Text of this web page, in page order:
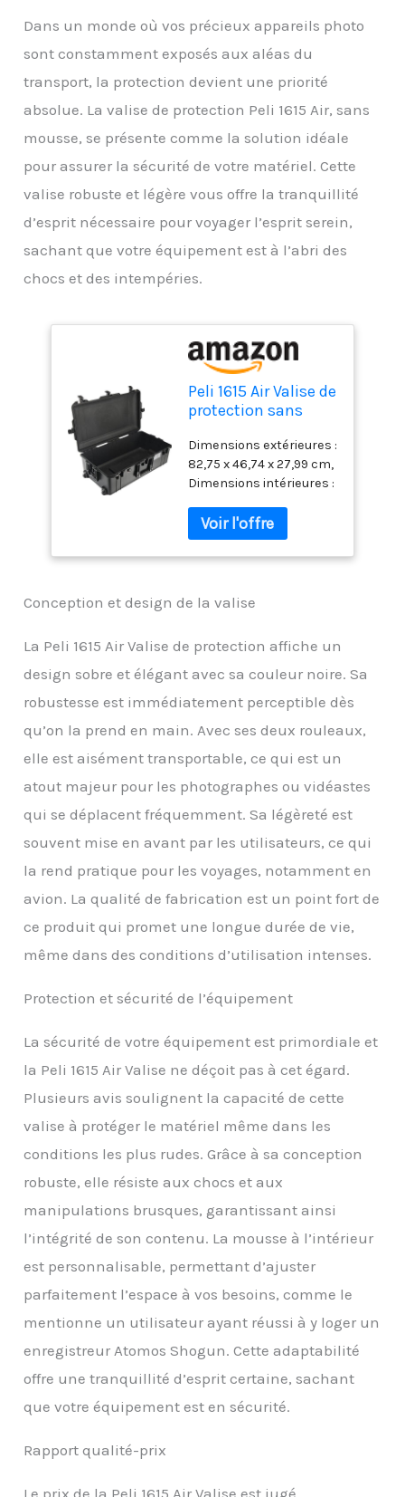
Dans un monde où vos précieux appareils photo
sont constamment exposés aux aléas du
transport, la protection devient une priorité
absolue. La valise de protection Peli 1615 Air, sans
mousse, se présente comme la solution idéale
pour assurer la sécurité de votre matériel. Cette
valise robuste et légère vous offre la tranquillité
d’esprit nécessaire pour voyager l’esprit serein,
sachant que votre équipement est à l’abri des
chocs et des intempéries.
Peli 1615 Air Valise de
protection sans
Appareil Photo Noir
Dimensions extérieures :
82,75 x 46,74 x 27,99 cm,
Dimensions intérieures :
Profondeur couvercle :
5,08 cm, Profondeur
fond : 18,75 cm, Volume
(vide) : 6,38 kg
à l'épreuve de la
poussière. Vanne de
maintient l'eau et la
poussière à l'extérieur
pression d'air, porte-
étiquette. Roues
silencieuses à
roulement en acier
inoxydable, poignée
d'extension rétractable
Jusqu'à 40 % plus léger
que les autres valises de
protection en polymère
grâce au polymère
super-léger breveté
inoxydable. Conception
maximale autorisée
pour l'enregistrement
de bagage en cabine
(vérifiez auprès de votre
compagnie aérienne
pour connaître les
mesures exactes)
fonctionnement entre
-51 ⁰C et 71 ⁰C, Flottabilité
Conception et design de la valise
La Peli 1615 Air Valise de protection affiche un
design sobre et élégant avec sa couleur noire. Sa
robustesse est immédiatement perceptible dès
qu’on la prend en main. Avec ses deux rouleaux,
elle est aisément transportable, ce qui est un
atout majeur pour les photographes ou vidéastes
qui se déplacent fréquemment. Sa légèreté est
souvent mise en avant par les utilisateurs, ce qui
la rend pratique pour les voyages, notamment en
avion. La qualité de fabrication est un point fort de
ce produit qui promet une longue durée de vie,
même dans des conditions d’utilisation intenses.
Protection et sécurité de l’équipement
La sécurité de votre équipement est primordiale et
la Peli 1615 Air Valise ne déçoit pas à cet égard.
Plusieurs avis soulignent la capacité de cette
valise à protéger le matériel même dans les
conditions les plus rudes. Grâce à sa conception
robuste, elle résiste aux chocs et aux
manipulations brusques, garantissant ainsi
l’intégrité de son contenu. La mousse à l’intérieur
est personnalisable, permettant d’ajuster
parfaitement l’espace à vos besoins, comme le
mentionne un utilisateur ayant réussi à y loger un
enregistreur Atomos Shogun. Cette adaptabilité
offre une tranquillité d’esprit certaine, sachant
que votre équipement est en sécurité.
Rapport qualité-prix
Le prix de la Peli 1615 Air Valise est jugé